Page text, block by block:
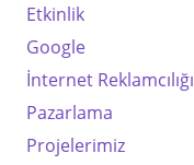
Etkinlik
Google
İnternet Reklamcılığı
Pazarlama
Projelerimiz